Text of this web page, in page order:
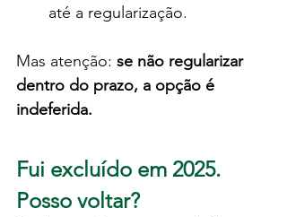
até a regularização.
Mas atenção: se não regularizar
dentro do prazo, a opção é
indeferida.
Fui excluído em 2025.
Posso voltar?